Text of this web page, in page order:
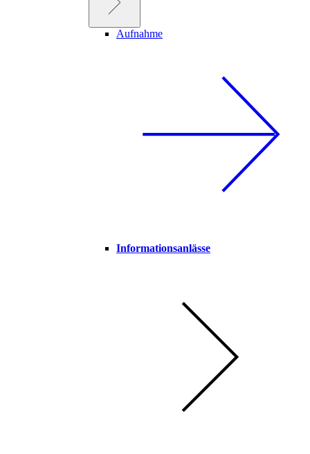
Aufnahme
Informationsanlässe